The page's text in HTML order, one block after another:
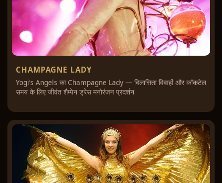
CHAMPAGNE LADY
Yogi’s Angels का Champagne Lady — विलासिता विवाहों और कॉकटेल
समय के लिए जीवंत शैम्पेन ड्रेस मनोरंजन प्रदर्शन